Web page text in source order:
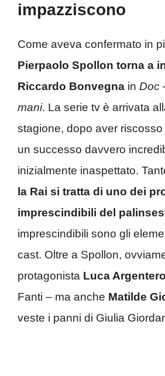
impazziscono
Come aveva confermato in
Pierpaolo Spollon torna a
Riccardo Bonvegna in Doc
mani. La serie tv è arrivata
stagione, dopo aver
un successo davvero
inizialmente inaspettato.
la Rai si tratta di uno dei
imprescindibili del
imprescindibili sono gli
cast. Oltre a Spollon,
protagonista Luca Argentero
Fanti – ma anche Matilde
veste i panni di Giulia